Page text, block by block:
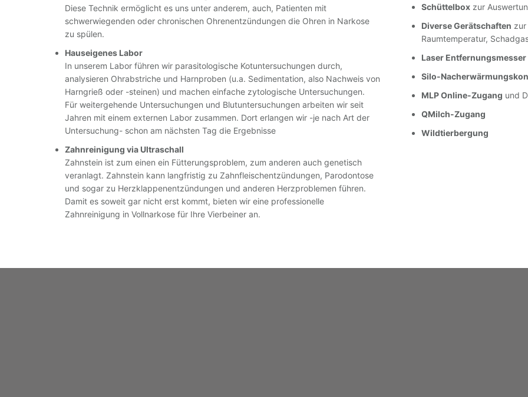
Diese Technik ermöglicht es uns unter anderem, auch, Patienten mit
schwerwiegenden oder chronischen Ohrenentzündungen die Ohren in Narkose
zu spülen.
Hauseigenes Labor
In unserem Labor führen wir parasitologische Kotuntersuchungen durch,
analysieren Ohrabstriche und Harnproben (u.a. Sedimentation, also Nachweis von
Harngrieß oder -steinen) und machen einfache zytologische Untersuchungen.
Für weitergehende Untersuchungen und Blutuntersuchungen arbeiten wir seit
Jahren mit einem externen Labor zusammen. Dort erlangen wir -je nach Art der
Untersuchung- schon am nächsten Tag die Ergebnisse
Zahnreinigung via Ultraschall
Zahnstein ist zum einen ein Fütterungsproblem, zum anderen auch genetisch
veranlagt. Zahnstein kann langfristig zu Zahnfleischentzündungen, Parodontose
und sogar zu Herzklappenentzündungen und anderen Herzproblemen führen.
Damit es soweit gar nicht erst kommt, bieten wir eine professionelle
Zahnreinigung in Vollnarkose für Ihre Vierbeiner an.
Schüttelbox zur
Diverse Gerätschaften
Raumtemperatur,
Laser Entfernungsmesser
Silo-
MLP Online-Zugang und
QMilch-Zugang
Wildtierbergung